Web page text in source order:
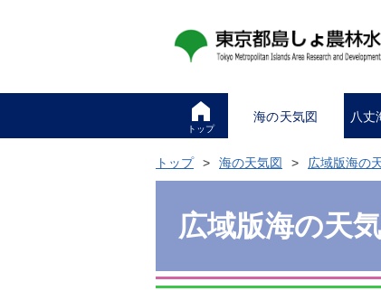
トップ
海の天気図 八丈
トップ 海の天気図 広域版海の
広域版海の天